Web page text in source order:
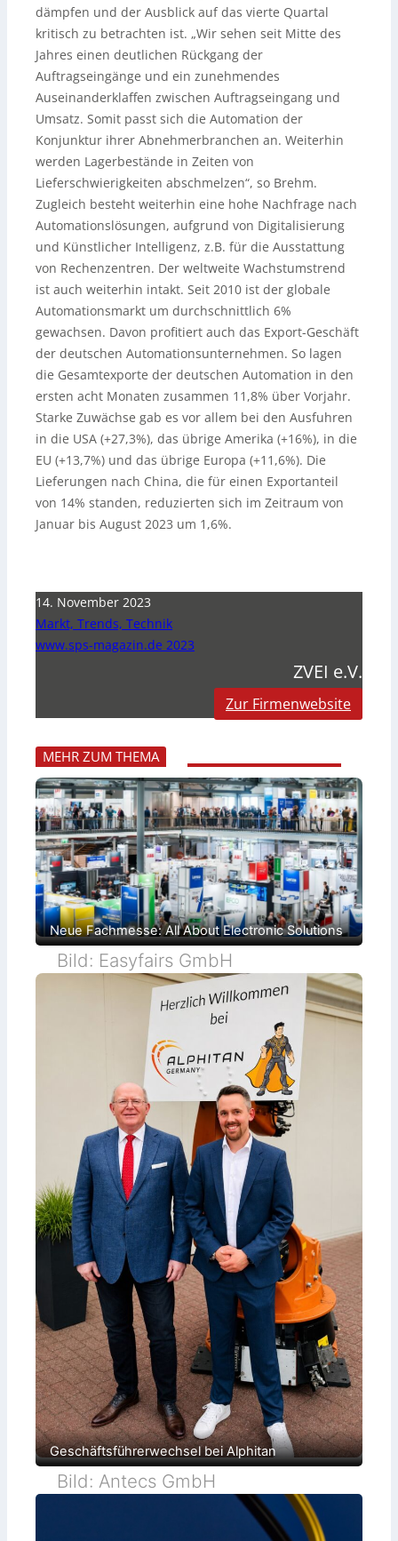
dämpfen und der Ausblick auf das vierte Quartal
kritisch zu betrachten ist. „Wir sehen seit Mitte des
Jahres einen deutlichen Rückgang der
Auftragseingänge und ein zunehmendes
Auseinanderklaffen zwischen Auftragseingang und
Umsatz. Somit passt sich die Automation der
Konjunktur ihrer Abnehmerbranchen an. Weiterhin
werden Lagerbestände in Zeiten von
Lieferschwierigkeiten abschmelzen“, so Brehm.
Zugleich besteht weiterhin eine hohe Nachfrage nach
Automationslösungen, aufgrund von Digitalisierung
und Künstlicher Intelligenz, z.B. für die Ausstattung
von Rechenzentren. Der weltweite Wachstumstrend
ist auch weiterhin intakt. Seit 2010 ist der globale
Automationsmarkt um durchschnittlich 6%
gewachsen. Davon profitiert auch das Export-Geschäft
der deutschen Automationsunternehmen. So lagen
die Gesamtexporte der deutschen Automation in den
ersten acht Monaten zusammen 11,8% über Vorjahr.
Starke Zuwächse gab es vor allem bei den Ausfuhren
in die USA (+27,3%), das übrige Amerika (+16%), in die
EU (+13,7%) und das übrige Europa (+11,6%). Die
Lieferungen nach China, die für einen Exportanteil
von 14% standen, reduzierten sich im Zeitraum von
Januar bis August 2023 um 1,6%.
14. November 2023
Markt, Trends, Technik
www.sps-magazin.de 2023
ZVEI e.V.
Zur Firmenwebsite
MEHR ZUM THEMA
Neue Fachmesse: All About Electronic Solutions
Bild: Easyfairs GmbH
Geschäftsführerwechsel bei Alphitan
Bild: Antecs GmbH